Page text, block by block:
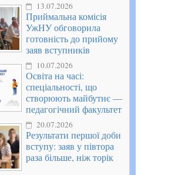
13.07.2026
Приймальна комісія
УжНУ обговорила
готовність до прийому
заяв вступників
10.07.2026
Освіта на часі:
спеціальності, що
створюють майбутнє —
педагогічний факультет
20.07.2026
Результати першої доби
вступу: заяв у півтора
раза більше, ніж торік